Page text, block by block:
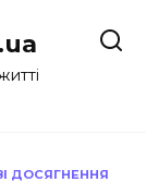
ДОСЯГНЕННЯ